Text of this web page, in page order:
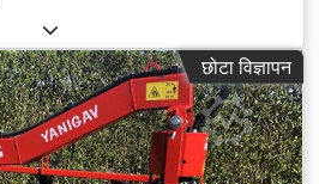
छोटा विज्ञापन